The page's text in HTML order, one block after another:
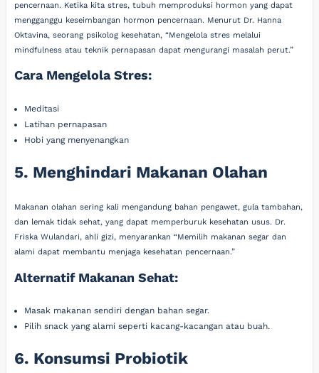
pencernaan. Ketika kita stres, tubuh memproduksi hormon yang dapat
mengganggu keseimbangan hormon pencernaan. Menurut Dr. Hanna
Oktavina, seorang psikolog kesehatan, “Mengelola stres melalui
mindfulness atau teknik pernapasan dapat mengurangi masalah perut.”
Cara Mengelola Stres:
Meditasi
Latihan pernapasan
Hobi yang menyenangkan
5. Menghindari Makanan Olahan
Makanan olahan sering kali mengandung bahan pengawet, gula tambahan,
dan lemak tidak sehat, yang dapat memperburuk kesehatan usus. Dr.
Friska Wulandari, ahli gizi, menyarankan “Memilih makanan segar dan
alami dapat membantu menjaga kesehatan pencernaan.”
Alternatif Makanan Sehat:
Masak makanan sendiri dengan bahan segar.
Pilih snack yang alami seperti kacang-kacangan atau buah.
6. Konsumsi Probiotik